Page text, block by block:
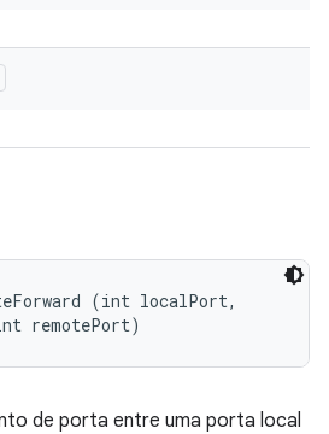
(int localPort,
remotePort)
de porta entre uma porta local